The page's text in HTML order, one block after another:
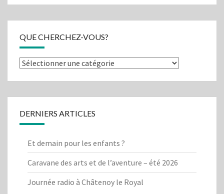
QUE CHERCHEZ-VOUS?
Que
vous?
DERNIERS ARTICLES
Et demain pour les enfants ?
Caravane des arts et de l’aventure – été 2026
Journée radio à Châtenoy le Royal